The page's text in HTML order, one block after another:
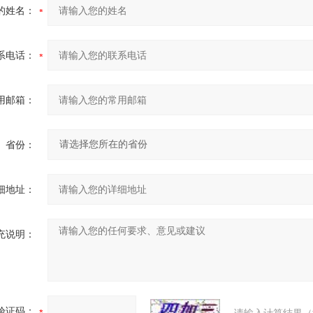
姓名：
电话：
邮箱：
省份：
地址：
说明：